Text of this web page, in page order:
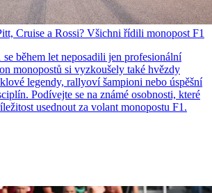
Cruise a Rossi? Všichni řídili monopost F1
během let neposadili jen profesionální
monopostů si vyzkoušely také hvězdy
legendy, rallyoví šampioni nebo úspěšní
Podívejte se na známé osobnosti, které
usednout za volant monopostu F1.